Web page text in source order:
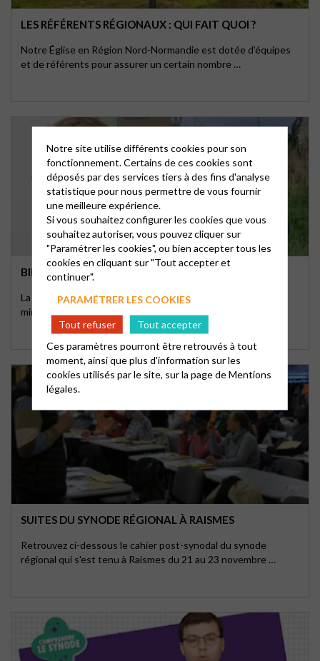
LES RÉFÉRENTS RÉGIONAUX : QUI FAIT QUOI ?
Notre Église en Région Nord-Normandie est dotée d’équipes
et de référents pour assurer un certain nombre …
BIENVENUE À DEUX NOUVEAUX MINISTRES !
La Région Nord-Normandie a la joie d'accueil deux nouveaux
ministres qui prennent leurs fonctions au …
SUITES DU SYNODE RÉGIONAL À RAISMES
Retrouvez ci-dessous le cahier post-synodal du synode
régional qui s'est tenu à Raismes du 21 au 23 novembre …
Notre site utilise différents cookies pour son
fonctionnement. Certains de ces cookies sont
déposés par des services tiers à des fins d'analyse
statistique pour nous permettre de vous fournir
une meilleure expérience.
Si vous souhaitez configurer les cookies que vous
souhaitez autoriser, vous pouvez cliquer sur
"Paramétrer les cookies", ou bien accepter tous les
cookies en cliquant sur "Tout accepter et
continuer".
PARAMÉTRER LES COOKIES
Tout refuser
Tout accepter
Ces paramètres pourront être retrouvés à tout
moment, ainsi que plus d'information sur les
cookies utilisés par le site, sur la page deMentions
légales.